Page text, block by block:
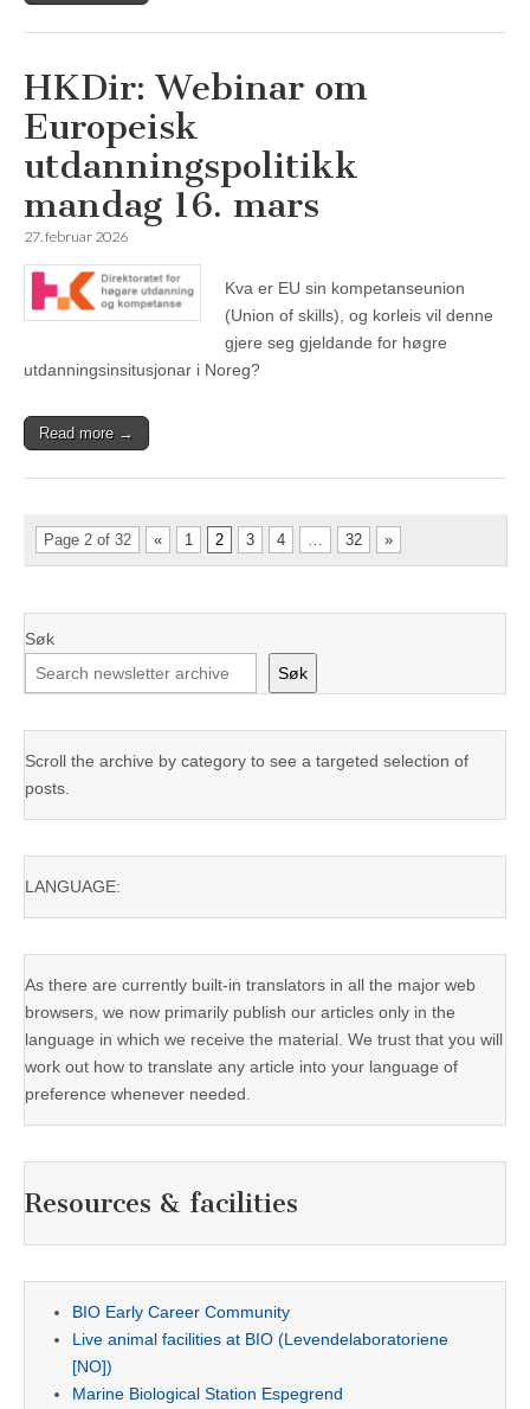
HKDir: Webinar om
Europeisk
utdanningspolitikk
mandag 16. mars
27. februar 2026
Kva er EU sin kompetanseunion
(Union of skills), og korleis vil denne
gjere seg gjeldande for høgre
utdanningsinsitusjonar i Noreg?
Read more →
Page 2 of 32 « 1 2 3 4 32 »
Søk
Søk
Scroll the archive by category to see a targeted selection of
posts.
LANGUAGE:
As there are currently built-in translators in all the major web
browsers, we now primarily publish our articles only in the
language in which we receive the material. We trust that you will
work out how to translate any article into your language of
preference whenever needed.
Resources & facilities
BIO Early Career Community
Live animal facilities at BIO (Levendelaboratoriene
[NO])
Marine Biological Station Espegrend